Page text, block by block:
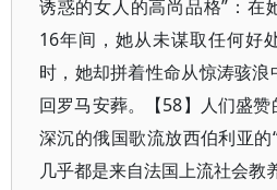
诱惑的女人的高尚品格”：在
16年间，她从未谋取任何好
时，她却拼着性命从惊涛骇
回罗马安葬。【58】人们盛
深沉的俄国歌流放西伯利亚的
几乎都是来自法国上流社会教